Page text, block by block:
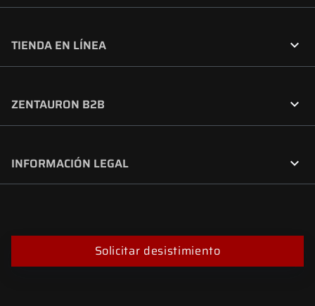
TIENDA EN LÍNEA 
ZENTAURON B2B 
INFORMACIÓN LEGAL 
Solicitar desistimiento